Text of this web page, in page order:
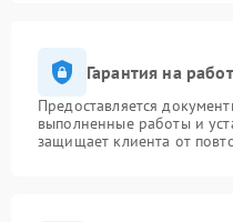
Гарантия на
Предоставляется
выполненные работы и
защищает клиента от